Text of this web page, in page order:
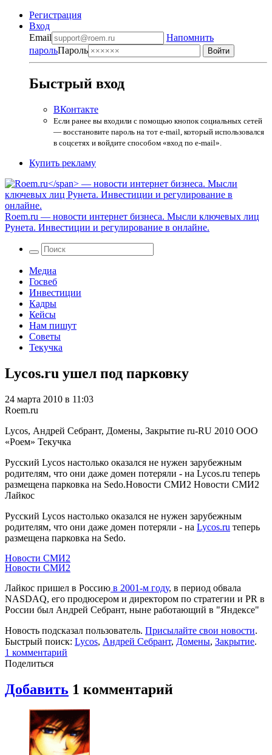
Регистрация
Вход
Email
Напомнить
парольПароль
Быстрый вход
ВКонтакте
Если ранее вы входили с помощью кнопок социальных сетей
— восстановите пароль на тот e-mail, который использовался
в соцсетях и войдите способом «вход по e-mail».
Купить рекламу
Roem.ru — новости интернет бизнеса. Мысли ключевых лиц
Рунета. Инвестиции и регулирование в онлайне.
Медиа
Госвеб
Инвестиции
Кадры
Кейсы
Нам пишут
Советы
Текучка
Lycos.ru ушел под парковку
24 марта 2010 в 11:03
Roem.ru
Lycos, Андрей Себрант, Домены, Закрытие ru-RU 2010 ООО
«Роем» Текучка
Русский Lycos настолько оказался не нужен зарубежным
родителям, что они даже домен потеряли - на Lycos.ru теперь
размещена парковка на Sedo.Новости СМИ2 Новости СМИ2
Лайкос
Русский Lycos настолько оказался не нужен зарубежным
родителям, что они даже домен потеряли - на Lycos.ru теперь
размещена парковка на Sedo.
Новости СМИ2
Новости СМИ2
Лайкос пришел в Россию в 2001-м году, в период обвала
NASDAQ, его продюсером и директором по стратегии и PR в
России был Андрей Себрант, ныне работающий в "Яндексе"
Новость подсказал пользователь. Присылайте свои новости.
Быстрый поиск: Lycos, Андрей Себрант, Домены, Закрытие.
1 комментарий
Поделиться
Добавить 1 комментарий